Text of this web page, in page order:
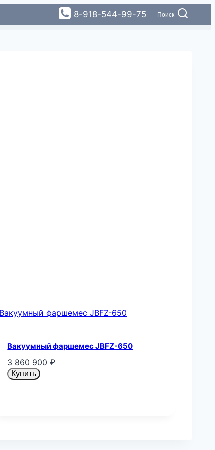
8-918-544-99-75 Поиск
Вакуумный фаршемес JBFZ-650
3 860 900₽
Купить